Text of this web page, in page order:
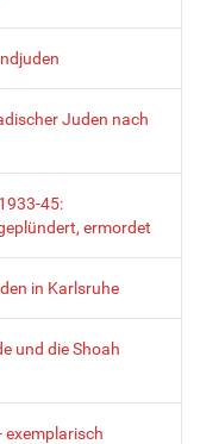
Juden nach
45:
ermordet
in Karlsruhe
und die Shoah